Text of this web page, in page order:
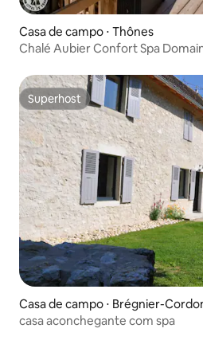
Casa de campo ⋅ Thônes
Chalé Aubier Confort Spa
Superhost
Superhost
Casa de campo ⋅ Brégnier-
casa aconchegante com spa